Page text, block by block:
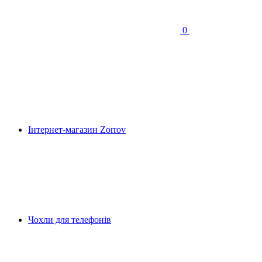
0
Інтернет-магазин Zorrov
Чохли для телефонів